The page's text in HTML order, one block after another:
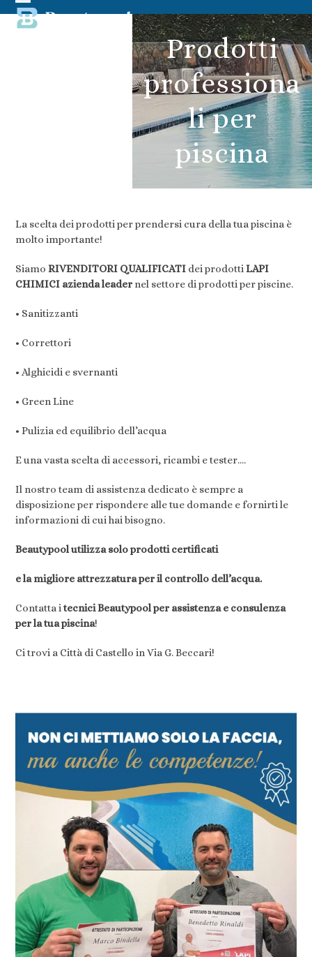
Skip
Open
Close
Prodotti
professiona
li per
piscina
La scelta dei prodotti per prendersi cura della tua piscina è
molto importante!
SiamoRIVENDITORI QUALIFICATI dei prodottiLAPI
CHIMICI azienda leader nel settore di prodotti per piscine.
• Sanitizzanti
• Correttori
• Alghicidi e svernanti
• Green Line
• Pulizia ed equilibrio dell’acqua
E una vasta scelta di accessori, ricambi e tester….
Il nostro team di assistenza dedicato è sempre a
disposizione per rispondere alle tue domande e fornirti le
informazioni di cui hai bisogno.
Beautypool utilizza solo prodotti certificati
e la migliore attrezzatura per il controllo dell’acqua.
Contatta itecnici Beautypool per assistenza e consulenza
per la tua piscina!
Ci trovi a Città di Castello in Via G. Beccari!